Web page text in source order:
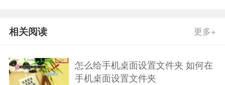
相关阅读 更多+
怎么给手机桌面设置文件夹 如何在
手机桌面设置文件夹